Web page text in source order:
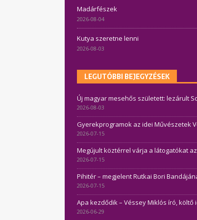
Madárfészek
2026-08-04
Kutya szeretne lenni
2026-08-03
LEGUTÓBBI BEJEGYZÉSEK
Új magyar mesehős született: lezárult
2026-08-03
Gyerekprogramok az idei Művészetek
2026-07-15
Megújult köztérrel várja a látogatókat
2026-07-15
Pihitér – megjelent Rutkai Bori
2026-07-15
Apa kezdődik – Véssey Miklós író,
2026-06-29